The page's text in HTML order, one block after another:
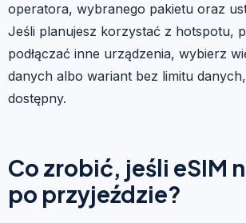
operatora, wybranego pakietu oraz
Jeśli planujesz korzystać z hotspotu,
podłączać inne urządzenia, wybierz
danych albo wariant bez limitu
dostępny.
Co zrobić, jeśli eSIM
po przyjeździe?